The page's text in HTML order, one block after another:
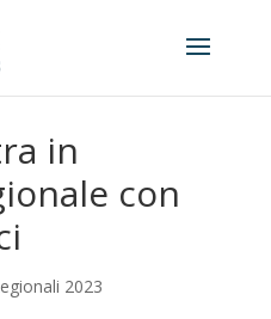
in
con
2023